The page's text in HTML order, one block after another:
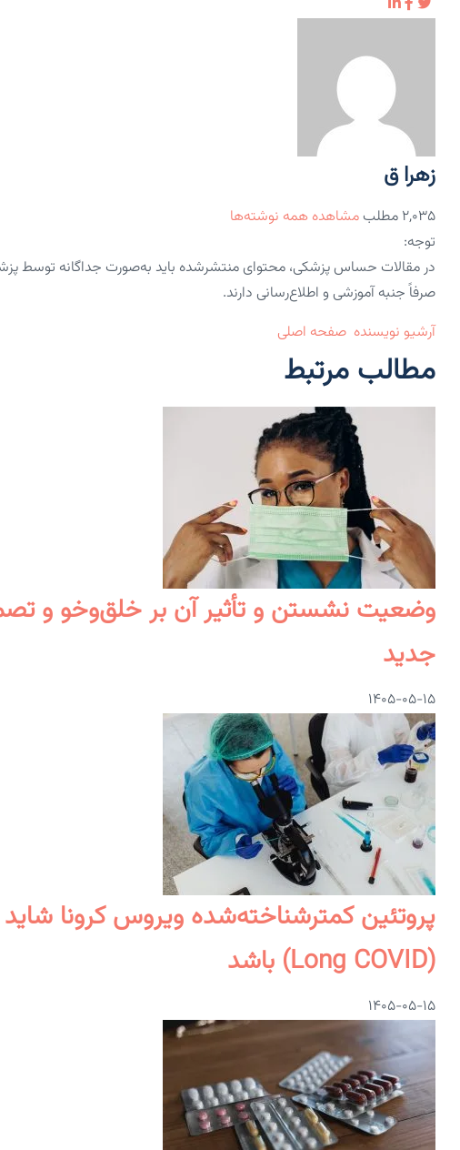
زهرا ق
۲,۰۳۵ مطلب
مشاهده همه نوشته‌ها
توجه:
در مقالات حساس پزشکی، محتوای منتشرشده باید به‌صورت جداگانه توسط
صرفاً جنبه آموزشی و اطلاع‌رسانی دارند.
آرشیو نویسنده صفحه اصلی
مطالب مرتبط
وضعیت نشستن و تأثیر آن بر خلق‌وخو و
جدید
۱۴۰۵-۰۵-۱۵
پروتئین کمترشناخته‌شده ویروس کرونا
(Long COVID) باشد
۱۴۰۵-۰۵-۱۵